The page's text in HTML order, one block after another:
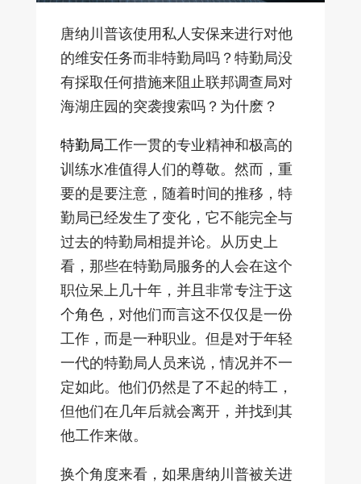
唐纳川普该使用私人安保来进行对他
的维安任务而非特勤局吗？特勤局没
有採取任何措施来阻止联邦调查局对
海湖庄园的突袭搜索吗？为什麽？
特勤局工作一贯的专业精神和极高的
训练水准值得人们的尊敬。然而，重
要的是要注意，随着时间的推移，特
勤局已经发生了变化，它不能完全与
过去的特勤局相提并论。从历史上
看，那些在特勤局服务的人会在这个
职位呆上几十年，并且非常专注于这
个角色，对他们而言这不仅仅是一份
工作，而是一种职业。但是对于年轻
一代的特勤局人员来说，情况并不一
定如此。他们仍然是了不起的特工，
但他们在几年后就会离开，并找到其
他工作来做。
换个角度来看，如果唐纳川普被关进